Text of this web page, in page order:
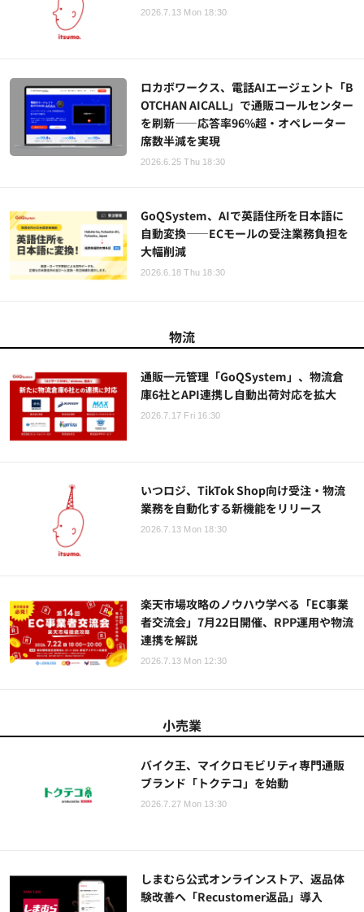
2026.7.13 Mon 18:30
ロカボワークス、電話AIエージェント「B
OTCHAN AICALL」で通販コールセンター
を刷新——応答率96%超・オペレーター
席数半減を実現
2026.6.25 Thu 18:30
GoQSystem、AIで英語住所を日本語に
自動変換——ECモールの受注業務負担を
大幅削減
2026.6.18 Thu 18:30
物流
通販一元管理「GoQSystem」、物流倉
庫6社とAPI連携し自動出荷対応を拡大
2026.7.17 Fri 16:30
いつロジ、TikTok Shop向け受注・物流
業務を自動化する新機能をリリース
2026.7.13 Mon 18:30
楽天市場攻略のノウハウ学べる「EC事業
者交流会」7月22日開催、RPP運用や物流
連携を解説
2026.7.13 Mon 12:30
小売業
バイク王、マイクロモビリティ専門通販
ブランド「トクテコ」を始動
2026.7.27 Mon 13:30
しまむら公式オンラインストア、返品体
験改善へ「Recustomer返品」導入